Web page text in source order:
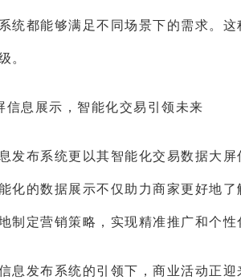
统都能够满足不同场景下的需求。
。
息展示，智能化交易引领未来
发布系统更以其智能化交易数据大
化的数据展示不仅助力商家更好地
制定营销策略，实现精准推广和个性
息发布系统的引领下，商业活动正